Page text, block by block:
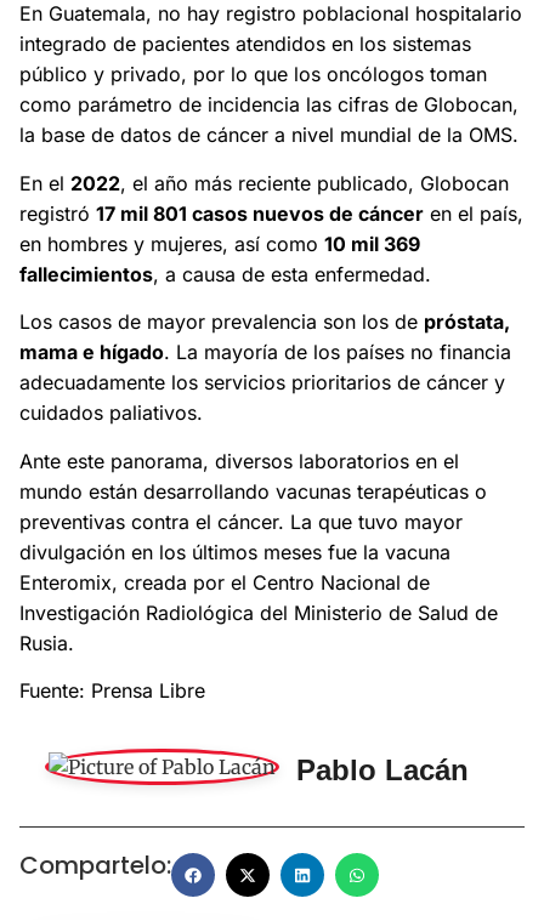
En Guatemala, no hay registro poblacional hospitalario
integrado de pacientes atendidos en los sistemas
público y privado, por lo que los oncólogos toman
como parámetro de incidencia las cifras de Globocan,
la base de datos de cáncer a nivel mundial de la OMS.
En el 2022, el año más reciente publicado, Globocan
registró 17 mil 801 casos nuevos de cáncer en el país,
en hombres y mujeres, así como 10 mil 369
fallecimientos, a causa de esta enfermedad.
Los casos de mayor prevalencia son los de próstata,
mama e hígado. La mayoría de los países no financia
adecuadamente los servicios prioritarios de cáncer y
cuidados paliativos.
Ante este panorama, diversos laboratorios en el
mundo están desarrollando vacunas terapéuticas o
preventivas contra el cáncer. La que tuvo mayor
divulgación en los últimos meses fue la vacuna
Enteromix, creada por el Centro Nacional de
Investigación Radiológica del Ministerio de Salud de
Rusia.
Fuente: Prensa Libre
Pablo Lacán
Compartelo: